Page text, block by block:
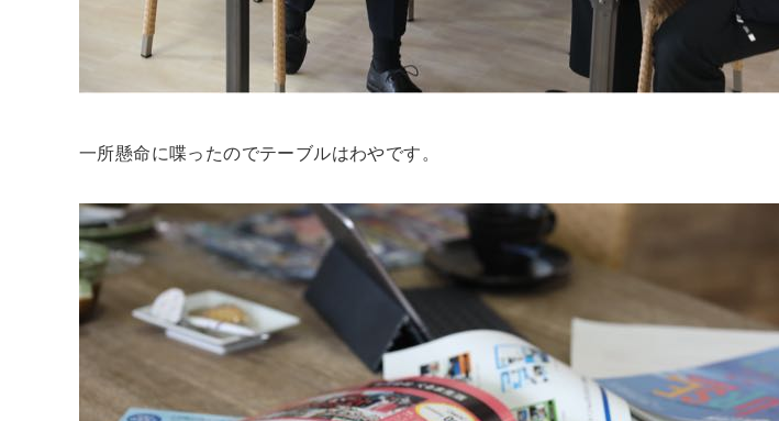
一所懸命に喋ったのでテーブルはわやです。